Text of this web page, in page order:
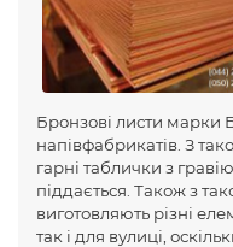
Бронзові листи марки
напівфабрикатів. З
гарні таблички з
піддається. Також з
виготовляють різні
так і для вулиці,